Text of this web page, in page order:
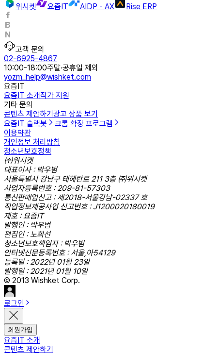
위시켓
요즘IT AIDP - AX Rise ERP
고객 문의
02-6925-4867
10:00-18:00주말·공휴일 제외
yozm_help@wishket.com
요즘IT
요즘IT 소개작가 지원
기타 문의
콘텐츠 제안하기 광고 상품 보기
요즘IT 슬랙봇
크롬 확장 프로그램
이용약관
개인정보 처리방침
청소년보호정책
㈜위시켓
대표이사 : 박우범
서울특별시 강남구 테헤란로 211 3층 ㈜위시켓
사업자등록번호 : 209-81-57303
통신판매업신고 : 제2018-서울강남-02337 호
직업정보제공사업 신고번호 : J1200020180019
제호 : 요즘IT
발행인 : 박우범
편집인 : 노희선
청소년보호책임자 : 박우범
인터넷신문등록번호 : 서울,아54129
등록일 : 2022년 01월 23일
발행일 : 2021년 01월 10일
© 2013 Wishket Corp.
로그인
회원가입
요즘IT 소개
콘텐츠 제안하기